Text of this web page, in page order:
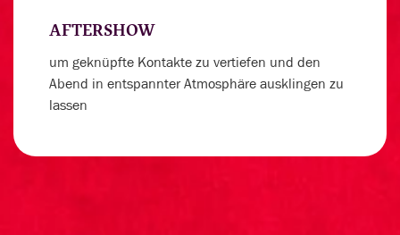
AFTERSHOW
um geknüpfte Kontakte zu vertiefen und den
Abend in entspannter Atmosphäre ausklingen zu
lassen